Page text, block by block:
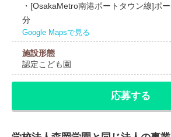
・[OsakaMetro南港ポートタウン線]ポ
分
Google Mapsで見る
施設形態
認定こども園
応募する